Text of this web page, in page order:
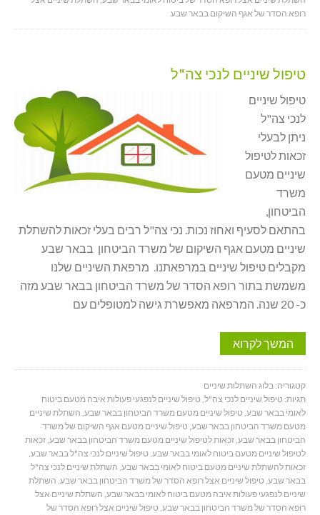
רופא הסדר של אגף השיקום בבאר שבע
טיפול שיניים לנכי צה"ל
טיפול שיניים
לנכי צה"ל
ניתן לבעלי
זכאות לטיפול
שיניים מטעם
משרד
הביטחון,
בהתאם לסעיף ואחוז נכות. נכי צה"ל רבים בעלי זכאות להשתלת
שיניים מטעם אגף השיקום של משרד הביטחון בבאר שבע
מקבלים טיפול שיניים במרפאתנו. מרפאת השיניים שלנו
משמשת בתור רופא הסדר של משרד הביטחון בבאר שבע מזה
כ- 20 שנה. המרפאה מאפשרת גישה למטופלים עם
המשך לקרוא
קטגוריה: בלוג השתלות שיניים
תגיות: טיפול שיניים לנכי צה"ל, טיפול שיניים לנפגעי פעולות איבה מטעם ביטוח
לאומי בבאר שבע, טיפול שיניים מטעם משרד הביטחון בבאר שבע, השתלת שיניים
מטעם משרד הביטחון בבאר שבע, טיפול שיניים מטעם אגף השיקום של משרד
הביטחון בבאר שבע,זכאות לטיפול שיניים מטעם משרד הביטחון בבאר שבע,זכאות
לטיפול שיניים מטעם ביטוח לאומי בבאר שבע, טיפול שיניים לנכי צה"ל בבאר שבע,
זכאות להשתלת שיניים מטעם ביטוח לאומי בבאר שבע, השתלת שיניים לנכי צה"ל
בבאר שבע, טיפול שיניים אצל רופא הסדר של משרד הביטחון בבאר שבע, השתלת
שיניים לנפגעי פעולות איבה מטעם ביטוח לאומי בבאר שבע, השתלת שיניים אצל
רופא הסדר של משרד הביטחון בבאר שבע, טיפול שיניים אצל רופא הסדר של